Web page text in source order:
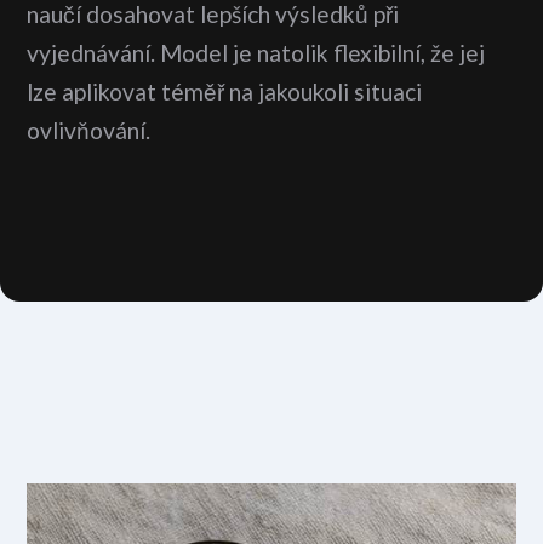
naučí dosahovat lepších výsledků při
vyjednávání. Model je natolik flexibilní, že jej
lze aplikovat téměř na jakoukoli situaci
ovlivňování.